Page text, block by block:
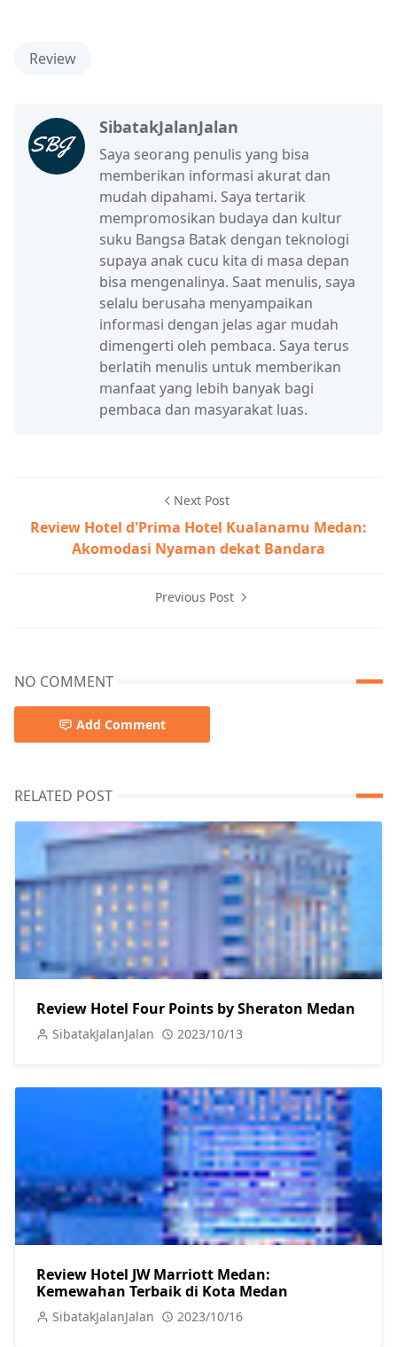
Review
SibatakJalanJalan
Saya seorang penulis yang bisa
memberikan informasi akurat dan
mudah dipahami. Saya tertarik
mempromosikan budaya dan kultur
suku Bangsa Batak dengan teknologi
supaya anak cucu kita di masa depan
bisa mengenalinya. Saat menulis, saya
selalu berusaha menyampaikan
informasi dengan jelas agar mudah
dimengerti oleh pembaca. Saya terus
berlatih menulis untuk memberikan
manfaat yang lebih banyak bagi
pembaca dan masyarakat luas.
Next Post
Review Hotel d'Prima Hotel Kualanamu Medan:
Akomodasi Nyaman dekat Bandara
Previous Post
NO COMMENT
Add Comment
RELATED POST
Review Hotel Four Points by Sheraton Medan
SibatakJalanJalan 2023/10/13
Review Hotel JW Marriott Medan:
Kemewahan Terbaik di Kota Medan
SibatakJalanJalan 2023/10/16